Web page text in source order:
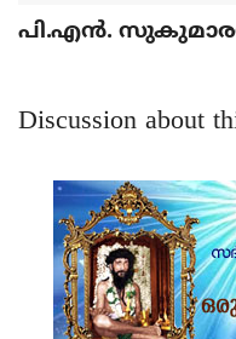
പി.എന്‍.
Discussion about